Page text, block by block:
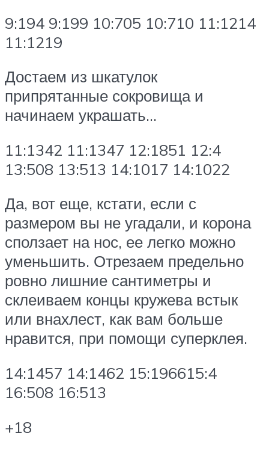
9:194 9:199 10:705 10:710 11:1214
11:1219
Достаем из шкатулок
припрятанные сокровища и
начинаем украшать…
11:1342 11:1347 12:1851 12:4
13:508 13:513 14:1017 14:1022
Да, вот еще, кстати, если с
размером вы не угадали, и корона
сползает на нос, ее легко можно
уменьшить. Отрезаем предельно
ровно лишние сантиметры и
склеиваем концы кружева встык
или внахлест, как вам больше
нравится, при помощи суперклея.
14:1457 14:1462 15:196615:4
16:508 16:513
+18